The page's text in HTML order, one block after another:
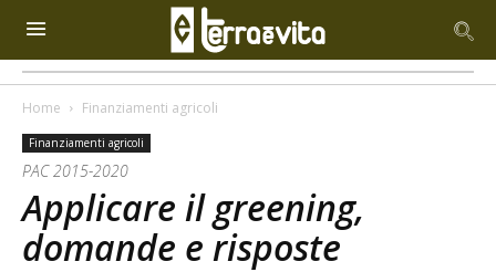
Home Finanziamenti agricoli
Finanziamenti agricoli
PAC 2015-2020
Applicare il greening,
domande e risposte